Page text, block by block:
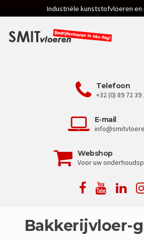
Industriële kunststofvloeren
Telefoon
+32 (0) 89 72 39
E-mail
Webshop
Voor uw
Bakkerijvloer-